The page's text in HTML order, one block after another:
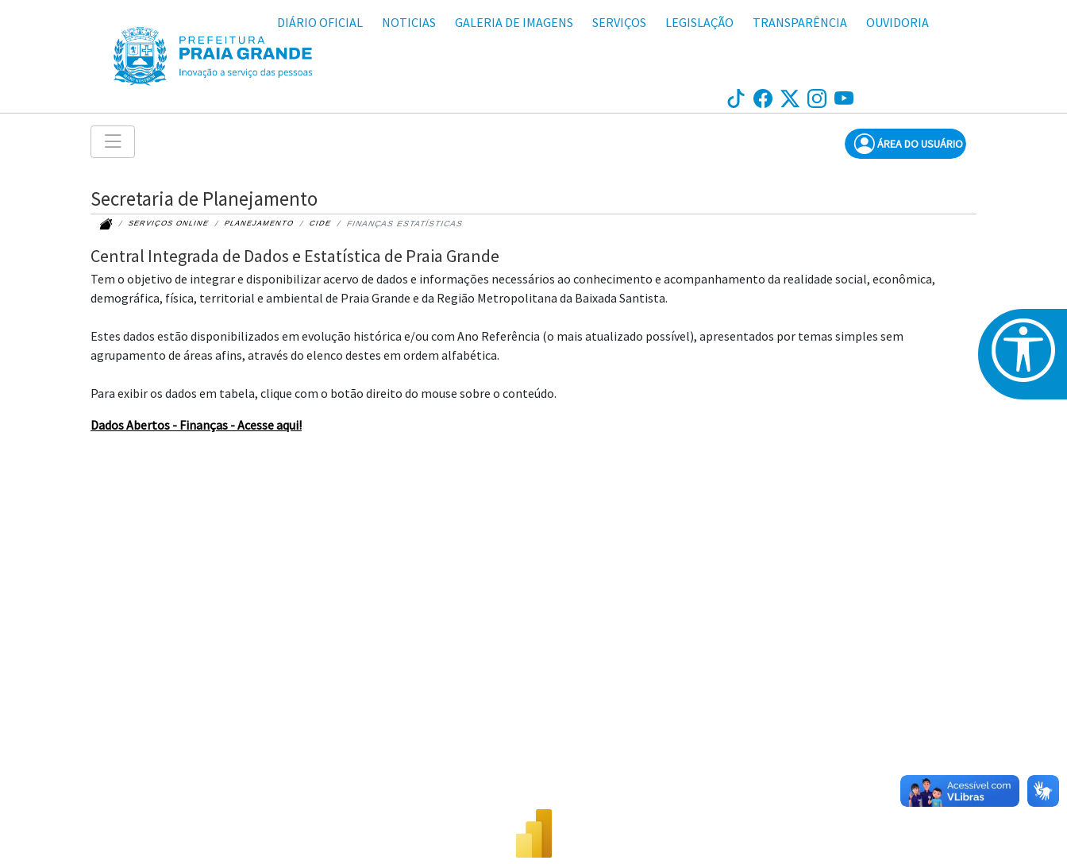
DIÁRIO OFICIAL NOTICIAS GALERIA DE IMAGENS SERVIÇOS LEGISLAÇÃO TRANSPARÊNCIA OUVIDORIA
ÁREA DO USUÁRIO
Secretaria de Planejamento
SERVIÇOS ONLINE PLANEJAMENTO CIDE FINANÇAS ESTATÍSTICAS
Central Integrada de Dados e Estatística de Praia Grande
Tem o objetivo de integrar e disponibilizar acervo de dados e informações necessários ao conhecimento e acompanhamento da realidade social, econômica,
demográfica, física, territorial e ambiental de Praia Grande e da Região Metropolitana da Baixada Santista.
Estes dados estão disponibilizados em evolução histórica e/ou com Ano Referência (o mais atualizado possível), apresentados por temas simples sem
agrupamento de áreas afins, através do elenco destes em ordem alfabética.
Para exibir os dados em tabela, clique com o botão direito do mouse sobre o conteúdo.
Dados Abertos - Finanças - Acesse aqui!